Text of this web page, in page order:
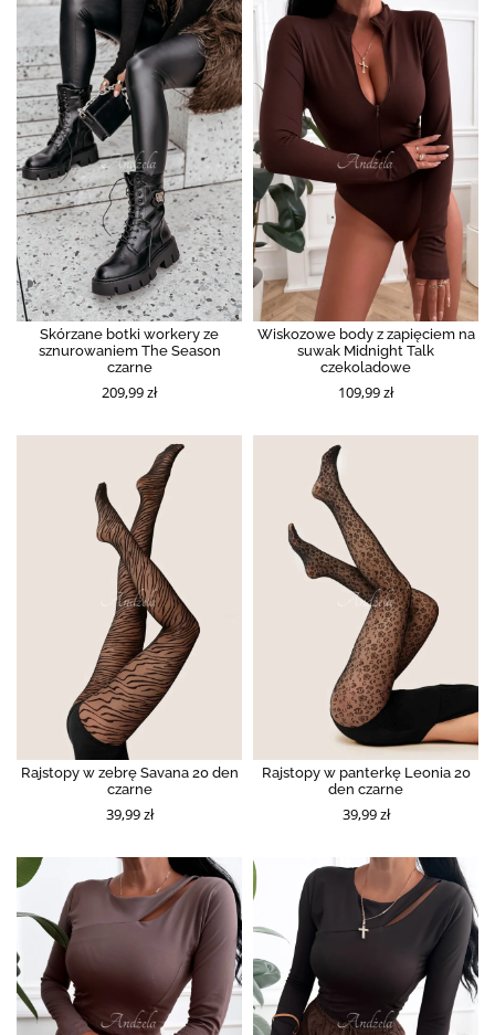
Skórzane botki workery ze
sznurowaniem The Season
czarne
209,99 zł
Wiskozowe body z zapięciem na
suwak Midnight Talk
czekoladowe
109,99 zł
Rajstopy w zebrę Savana 20 den
czarne
39,99 zł
Rajstopy w panterkę Leonia 20
den czarne
39,99 zł